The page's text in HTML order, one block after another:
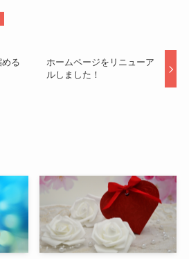
る
ホームページをリニューア
ルしました！